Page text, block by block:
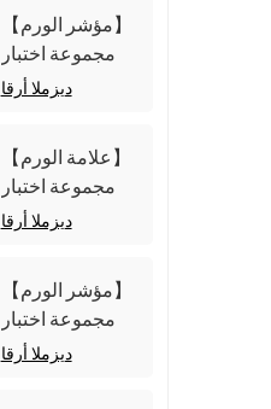
الكيميائية الضوئية
【مؤشر الورم】
مجموعة اختبار
مستضد
الكيميائية الضوئية
ديزملا أرقا
【علامة الورم】
مجموعة اختبار
Cytokeratin19
الكيميائية الضوئية
ديزملا أرقا
【مؤشر الورم】
مجموعة اختبار
ألفا فيتوبروتين
ديزملا أرقا